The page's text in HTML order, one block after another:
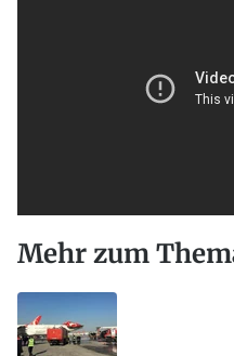
Mehr zum